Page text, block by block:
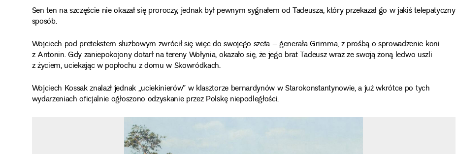
Sen ten na szczęście nie okazał się proroczy, jednak był pewnym sygnałem od Tadeusza, który przekazał go w jakiś telepatyczny
sposób.
Wojciech pod pretekstem służbowym zwrócił się więc do swojego szefa – generała Grimma, z prośbą o sprowadzenie koni
z Antonin. Gdy zaniepokojony dotarł na tereny Wołynia, okazało się, że jego brat Tadeusz wraz ze swoją żoną ledwo uszli
z życiem, uciekając w popłochu z domu w Skowródkach.
Wojciech Kossak znalazł jednak „uciekinierów” w klasztorze bernardynów w Starokonstantynowie, a już wkrótce po tych
wydarzeniach oficjalnie ogłoszono odzyskanie przez Polskę niepodległości.